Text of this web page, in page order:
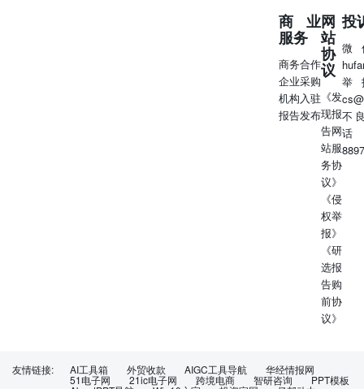
资讯】 PX主力合约变动86.00元/吨，涨跌幅1.14%，报
7616.00元/吨；估值成本方面，石脑油裂差变动0.98美元/
吨，报10.15美元/吨。 【策略观点】 目前PX负荷预期进一
步下降至低位，下游PTA同样预期降负去库，产业链整体负
荷中枢下降，PX和PTA均进入去库周期，同时中东意外持
续发酵或将导致东北亚地区炼厂负荷进一步下降，缺原料的
逻辑目前占主导地位。目前估值中性，预期库存大幅下降，
后续估值预期随着缺原料逻辑进一步发酵而上升，但空间较
小，且短期波动较大，注意风险。 2026/07/08 PTA 【行情
资讯】 PTA主力合约变动68.00元/吨，涨跌幅1.24%，报
5536.00元/吨；估值成本方面，盘面加工费变动17.58元/
吨，报539.90元。 【策略观点】 后续来看，意外检修较
多，PTA转为大幅去库格局，预期加工费有较强支撑。价格
方面，PXN在中东地缘持续发酵的情况下，预期仍然有上升
的空间，但短期波动较大，注意风险。 2026/07/08乙二醇
【行情资讯】 EG主力合约变动49.00元/吨，涨跌幅1.22%，
报4060.00元/吨；估值成本方面，乙烯变动0.00美元/吨，报
791.00美元/吨，榆林坑口烟煤末价格变动-5.00元/吨，报
原因意外降幅，预期负荷持续下降，进口4月起预期大幅下
降，港口预期大幅去库。估值目前油化工利润低位水平，短
商业
服务
商务合作
企业采购
机构入驻
报告发布
网
站
协
议
《发
现报
告网
站服
务协
议》
《侵
权举
报》
《研
选报
告购
前协
议》
投
微
举
不
友情链接: AI工具箱 外贸收款 AIGC工具导航 华经情报网
51电子网 21ic电子网 跨境电商 智研咨询 PPT模板